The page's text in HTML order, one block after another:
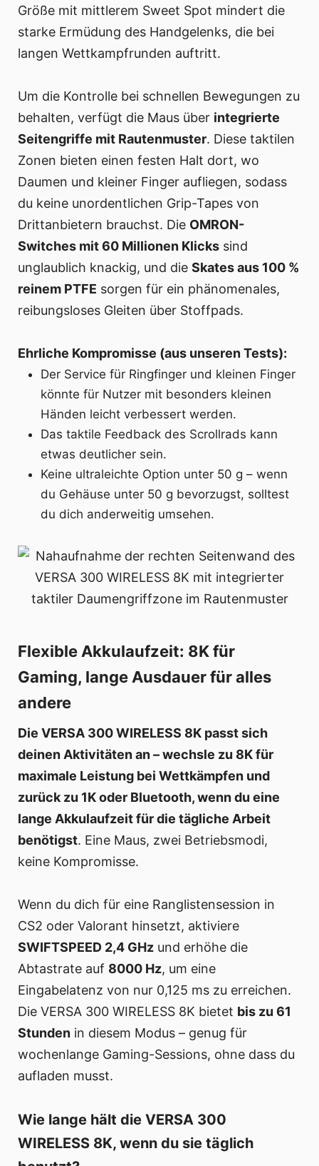
Größe mit mittlerem Sweet Spot mindert die
starke Ermüdung des Handgelenks, die bei
langen Wettkampfrunden auftritt.
Um die Kontrolle bei schnellen Bewegungen zu
behalten, verfügt die Maus über integrierte
Seitengriffe mit Rautenmuster. Diese taktilen
Zonen bieten einen festen Halt dort, wo
Daumen und kleiner Finger aufliegen, sodass
du keine unordentlichen Grip-Tapes von
Drittanbietern brauchst. Die OMRON-
Switches mit 60 Millionen Klicks sind
unglaublich knackig, und die Skates aus 100 %
reinem PTFE sorgen für ein phänomenales,
reibungsloses Gleiten über Stoffpads.
Ehrliche Kompromisse (aus unseren Tests):
Der Service für Ringfinger und kleinen Finger
könnte für Nutzer mit besonders kleinen
Händen leicht verbessert werden.
Das taktile Feedback des Scrollrads kann
etwas deutlicher sein.
Keine ultraleichte Option unter 50 g – wenn
du Gehäuse unter 50 g bevorzugst, solltest
du dich anderweitig umsehen.
Flexible Akkulaufzeit: 8K für
Gaming, lange Ausdauer für alles
andere
Die VERSA 300 WIRELESS 8K passt sich
deinen Aktivitäten an – wechsle zu 8K für
maximale Leistung bei Wettkämpfen und
zurück zu 1K oder Bluetooth, wenn du eine
lange Akkulaufzeit für die tägliche Arbeit
benötigst. Eine Maus, zwei Betriebsmodi,
keine Kompromisse.
Wenn du dich für eine Ranglistensession in
CS2 oder Valorant hinsetzt, aktiviere
SWIFTSPEED 2,4 GHz und erhöhe die
Abtastrate auf 8000 Hz, um eine
Eingabelatenz von nur 0,125 ms zu erreichen.
Die VERSA 300 WIRELESS 8K bietet bis zu 61
Stunden in diesem Modus – genug für
wochenlange Gaming-Sessions, ohne dass du
aufladen musst.
Wie lange hält die VERSA 300
WIRELESS 8K, wenn du sie täglich